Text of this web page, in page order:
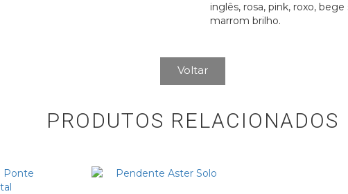
inglês, rosa, pink, roxo,
marrom brilho.
Voltar
PRODUTOS RELACIONADOS